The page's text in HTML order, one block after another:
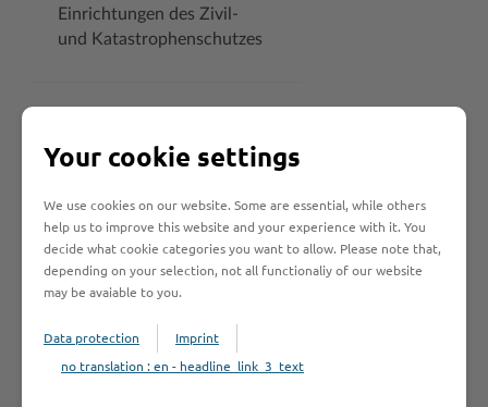
Einrichtungen des Zivil-
und Katastrophenschutzes
An wen muss ich
mich wenden?
Voraussetzungen
Your cookie settings
We use cookies on our website. Some are essential, while others
help us to improve this website and your experience with it. You
decide what cookie categories you want to allow. Please note that,
depending on your selection, not all functionaliy of our website
may be avaiable to you.
Data protection
Imprint
no translation : en - headline_link_3_text